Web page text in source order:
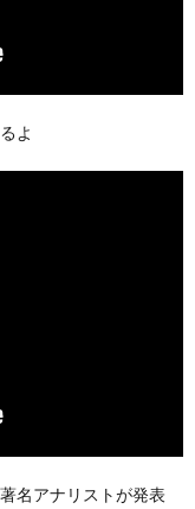
よ
名アナリストが発表